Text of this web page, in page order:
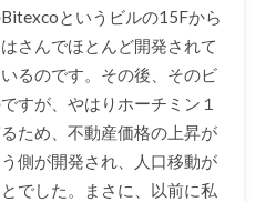
というビルの15Fから
さんでほとんど開発されて
るのです。その後、そのビ
すが、やはりホーチミン１
ため、不動産価格の上昇が
側が開発され、人口移動が
でした。まさに、以前に私